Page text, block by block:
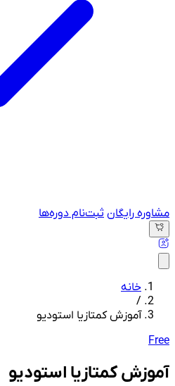
مشاوره رایگان ثبت‌نام دوره‌ها
خانه
/
آموزش کمتازیا استودیو
Free
آموزش کمتازیا استودیو